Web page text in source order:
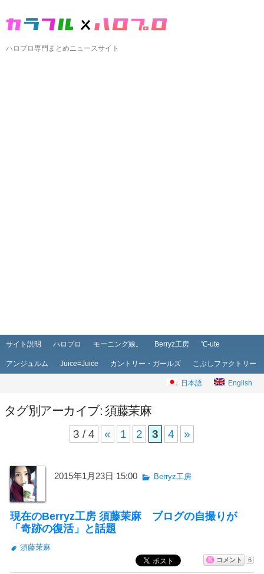
ハロプロ専門まとめニュースサイト
メインメニュー
メインコンテンツへ移動
サブコンテンツへ移動
サイト説明 ハロプロ モーニング娘。 Berryz工房 ℃-ute
アンジュルム Juice=Juice カントリー・ガールズ こぶしファクトリー
日本語 English
タグ別アーカイブ: 須藤茉麻
3 / 4 « 1 2 3 4 »
2015年1月23日 15:00 Berryz工房
現在のBerryz工房 須藤茉麻 ブログの自撮りが
「奇跡の復活」と話題
須藤茉麻
コメント 6